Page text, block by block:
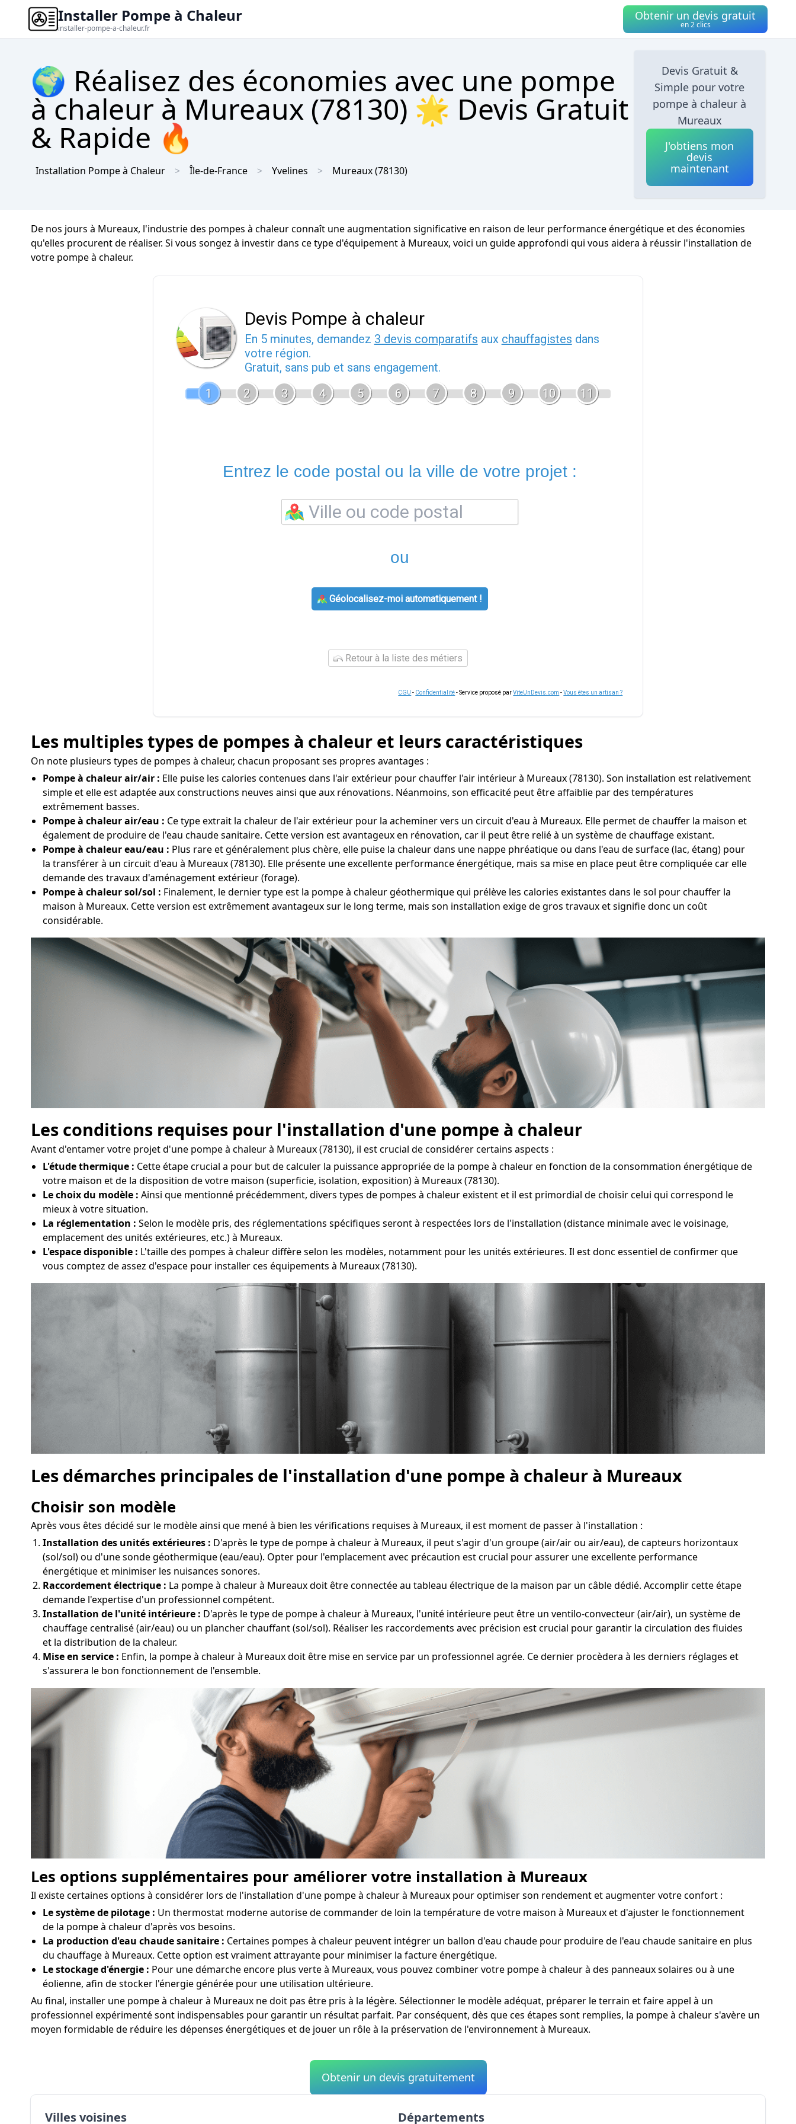
Installer Pompe à Chaleur
installer-pompe-a-chaleur.fr
Obtenir un devis gratuit
en 2 clics
🌍 Réalisez des économies avec une pompe
à chaleur à Mureaux (78130) 🌟 Devis Gratuit
& Rapide 🔥
Installation Pompe à Chaleur Île-de-France Yvelines Mureaux(78130)
Devis Gratuit &
Simple pour votre
pompe à chaleur à
Mureaux
J'obtiens mon
devis
maintenant
De nos jours à Mureaux, l'industrie des pompes à chaleur connaît une augmentation significative en raison de leur performance énergétique et des économies
qu'elles procurent de réaliser. Si vous songez à investir dans ce type d'équipement à Mureaux, voici un guide approfondi qui vous aidera à réussir l'installation de
votre pompe à chaleur.
Devis Pompe à chaleur
En 5 minutes, demandez 3 devis comparatifs aux chauffagistes dans
votre région.
Gratuit, sans pub et sans engagement.
1
2 3 4 5 6 7 8 9 10 11
Entrez le code postal ou la ville de votre projet :
ou
Géolocalisez-moi automatiquement !
Retour à la liste des métiers
CGU - Confidentialité- Service proposé parViteUnDevis.com -Vous êtes un artisan ?
Les multiples types de pompes à chaleur et leurs caractéristiques
On note plusieurs types de pompes à chaleur, chacun proposant ses propres avantages :
Pompe à chaleur air/air : Elle puise les calories contenues dans l'air extérieur pour chauffer l'air intérieur à Mureaux (78130). Son installation est relativement
simple et elle est adaptée aux constructions neuves ainsi que aux rénovations. Néanmoins, son efficacité peut être affaiblie par des températures
extrêmement basses.
Pompe à chaleur air/eau : Ce type extrait la chaleur de l'air extérieur pour la acheminer vers un circuit d'eau à Mureaux. Elle permet de chauffer la maison et
également de produire de l'eau chaude sanitaire. Cette version est avantageux en rénovation, car il peut être relié à un système de chauffage existant.
Pompe à chaleur eau/eau : Plus rare et généralement plus chère, elle puise la chaleur dans une nappe phréatique ou dans l'eau de surface (lac, étang) pour
la transférer à un circuit d'eau à Mureaux (78130). Elle présente une excellente performance énergétique, mais sa mise en place peut être compliquée car elle
demande des travaux d'aménagement extérieur (forage).
Pompe à chaleur sol/sol : Finalement, le dernier type est la pompe à chaleur géothermique qui prélève les calories existantes dans le sol pour chauffer la
maison à Mureaux. Cette version est extrêmement avantageux sur le long terme, mais son installation exige de gros travaux et signifie donc un coût
considérable.
Les conditions requises pour l'installation d'une pompe à chaleur
Avant d'entamer votre projet d'une pompe à chaleur à Mureaux (78130), il est crucial de considérer certains aspects :
L'étude thermique : Cette étape crucial a pour but de calculer la puissance appropriée de la pompe à chaleur en fonction de la consommation énergétique de
votre maison et de la disposition de votre maison (superficie, isolation, exposition) à Mureaux (78130).
Le choix du modèle : Ainsi que mentionné précédemment, divers types de pompes à chaleur existent et il est primordial de choisir celui qui correspond le
mieux à votre situation.
La réglementation : Selon le modèle pris, des réglementations spécifiques seront à respectées lors de l'installation (distance minimale avec le voisinage,
emplacement des unités extérieures, etc.) à Mureaux.
L'espace disponible : L'taille des pompes à chaleur diffère selon les modèles, notamment pour les unités extérieures. Il est donc essentiel de confirmer que
vous comptez de assez d'espace pour installer ces équipements à Mureaux (78130).
Les démarches principales de l'installation d'une pompe à chaleur à Mureaux
Choisir son modèle
Après vous êtes décidé sur le modèle ainsi que mené à bien les vérifications requises à Mureaux, il est moment de passer à l'installation :
Installation des unités extérieures : D'après le type de pompe à chaleur à Mureaux, il peut s'agir d'un groupe (air/air ou air/eau), de capteurs horizontaux
(sol/sol) ou d'une sonde géothermique (eau/eau). Opter pour l'emplacement avec précaution est crucial pour assurer une excellente performance
énergétique et minimiser les nuisances sonores.
Raccordement électrique : La pompe à chaleur à Mureaux doit être connectée au tableau électrique de la maison par un câble dédié. Accomplir cette étape
demande l'expertise d'un professionnel compétent.
Installation de l'unité intérieure : D'après le type de pompe à chaleur à Mureaux, l'unité intérieure peut être un ventilo-convecteur (air/air), un système de
chauffage centralisé (air/eau) ou un plancher chauffant (sol/sol). Réaliser les raccordements avec précision est crucial pour garantir la circulation des fluides
et la distribution de la chaleur.
Mise en service : Enfin, la pompe à chaleur à Mureaux doit être mise en service par un professionnel agrée. Ce dernier procèdera à les derniers réglages et
s'assurera le bon fonctionnement de l'ensemble.
Les options supplémentaires pour améliorer votre installation à Mureaux
Il existe certaines options à considérer lors de l'installation d'une pompe à chaleur à Mureaux pour optimiser son rendement et augmenter votre confort :
Le système de pilotage : Un thermostat moderne autorise de commander de loin la température de votre maison à Mureaux et d'ajuster le fonctionnement
de la pompe à chaleur d'après vos besoins.
La production d'eau chaude sanitaire : Certaines pompes à chaleur peuvent intégrer un ballon d'eau chaude pour produire de l'eau chaude sanitaire en plus
du chauffage à Mureaux. Cette option est vraiment attrayante pour minimiser la facture énergétique.
Le stockage d'énergie : Pour une démarche encore plus verte à Mureaux, vous pouvez combiner votre pompe à chaleur à des panneaux solaires ou à une
éolienne, afin de stocker l'énergie générée pour une utilisation ultérieure.
Au final, installer une pompe à chaleur à Mureaux ne doit pas être pris à la légère. Sélectionner le modèle adéquat, préparer le terrain et faire appel à un
professionnel expérimenté sont indispensables pour garantir un résultat parfait. Par conséquent, dès que ces étapes sont remplies, la pompe à chaleur s'avère un
moyen formidable de réduire les dépenses énergétiques et de jouer un rôle à la préservation de l'environnement à Mureaux.
Obtenir un devis gratuitement
Villes voisines Départements